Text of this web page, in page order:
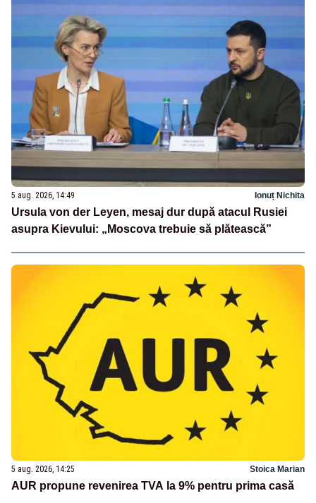
5 aug. 2026, 14:49 Ionuț Nichita
Ursula von der Leyen, mesaj dur după atacul Rusiei
asupra Kievului: „Moscova trebuie să plătească”
5 aug. 2026, 14:25 Stoica Marian
AUR propune revenirea TVA la 9% pentru prima casă